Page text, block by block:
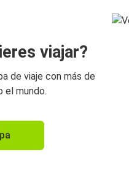
viajar?
de viaje con más de
el mundo.